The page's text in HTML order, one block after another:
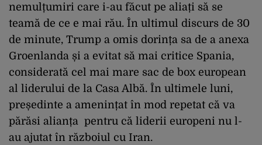
nemulțumiri care i-au făcut pe aliați să se
teamă de ce e mai rău. În ultimul discurs de 30
de minute, Trump a omis dorința sa de a anexa
Groenlanda și a evitat să mai critice Spania,
considerată cel mai mare sac de box european
al liderului de la Casa Albă. În ultimele luni,
președinte a amenințat în mod repetat că va
părăsi alianța pentru că liderii europeni nu l-
au ajutat în războiul cu Iran.